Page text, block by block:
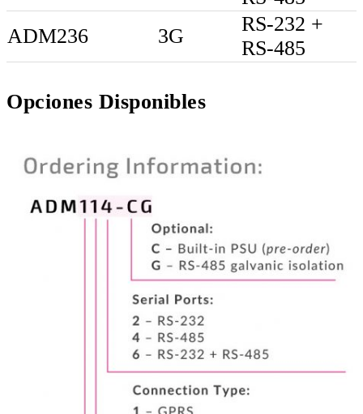
ADM236
3G
RS-232 +
RS-485
Opciones Disponibles